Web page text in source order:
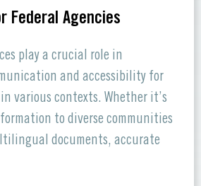
Federal Agencies
play a crucial role in
and accessibility for
various contexts. Whether it’s
to diverse communities
documents, accurate